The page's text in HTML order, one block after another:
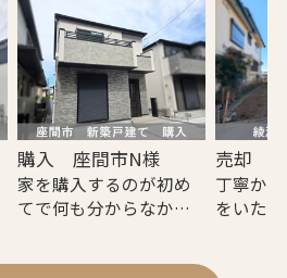
は無責任な押し売りが
酷かったり、予算の都
合であまり相手にされ
なかったりと諦めかけ
ておりました。
しかし茨木さんは初め
て相談させて頂いたと
きから分厚い資料をご
購入 座間市N様
家を購入するのが初め
てで何も分からなかっ
ではな
付き合
ばと思
他社と
が高い
す。
売却
丁寧か
をいた